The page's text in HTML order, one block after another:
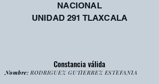
NACIONAL
UNIDAD 291 TLAXCALA
Constancia válida
Nombre: RODRIGUEZ GUTIERREZ ESTEFANIA